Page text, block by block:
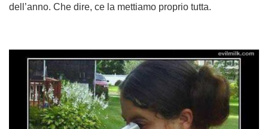
dell’anno. Che dire, ce la mettiamo proprio tutta.